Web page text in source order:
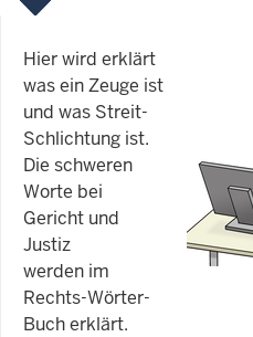
Hier wird erklärt
was ein Zeuge ist
und was Streit-
Schlichtung ist.
Die schweren
Worte bei
Gericht und
Justiz
werden im
Rechts-Wörter-
Buch erklärt.